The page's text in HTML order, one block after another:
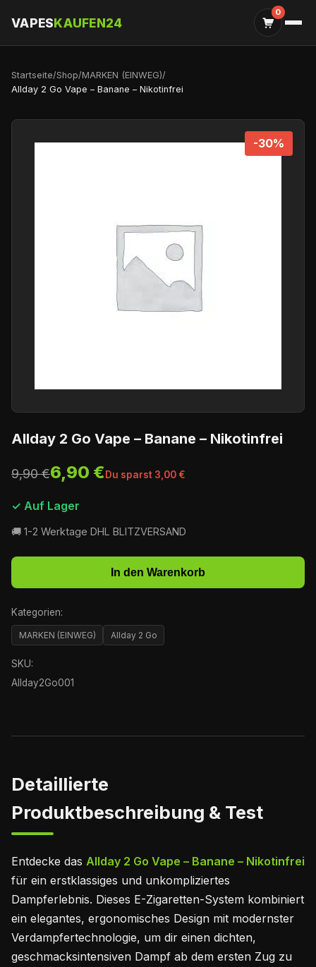
VAPESKAUFEN24
0
Startseite/Shop/MARKEN (EINWEG)/
Allday 2 Go Vape – Banane – Nikotinfrei
-30%
Allday 2 Go Vape – Banane – Nikotinfrei
9,90 €6,90 €Du sparst 3,00 €
✓ Auf Lager
🚚 1-2 Werktage DHL BLITZVERSAND
In den Warenkorb
Kategorien:
MARKEN (EINWEG) Allday 2 Go
SKU:
Allday2Go001
Detaillierte
Produktbeschreibung & Test
Entdecke das Allday 2 Go Vape – Banane – Nikotinfrei
für ein erstklassiges und unkompliziertes
Dampferlebnis. Dieses E-Zigaretten-System kombiniert
ein elegantes, ergonomisches Design mit modernster
Verdampfertechnologie, um dir einen dichten,
geschmacksintensiven Dampf ab dem ersten Zug zu